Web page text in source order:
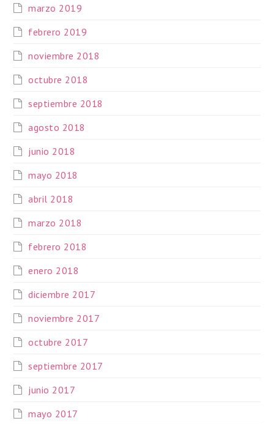
marzo 2019
febrero 2019
noviembre 2018
octubre 2018
septiembre 2018
agosto 2018
junio 2018
mayo 2018
abril 2018
marzo 2018
febrero 2018
enero 2018
diciembre 2017
noviembre 2017
octubre 2017
septiembre 2017
junio 2017
mayo 2017